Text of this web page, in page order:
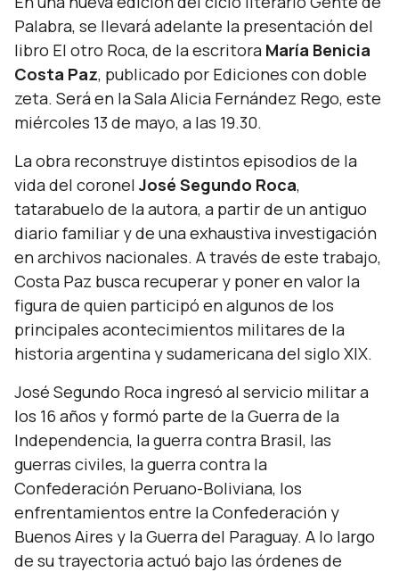
Palabra, se llevará adelante la presentación del
libro El otro Roca, de la escritora María Benicia
Costa Paz, publicado por Ediciones con doble
zeta. Será en la Sala Alicia Fernández Rego, este
miércoles 13 de mayo, a las 19.30.
La obra reconstruye distintos episodios de la
vida del coronelJosé Segundo Roca,
tatarabuelo de la autora, a partir de un antiguo
diario familiar y de una exhaustiva investigación
en archivos nacionales. A través de este trabajo,
Costa Paz busca recuperar y poner en valor la
figura de quien participó en algunos de los
principales acontecimientos militares de la
historia argentina y sudamericana del siglo XIX.
José Segundo Roca ingresó al servicio militar a
los 16 años y formó parte de la Guerra de la
Independencia, la guerra contra Brasil, las
guerras civiles, la guerra contra la
Confederación Peruano-Boliviana, los
enfrentamientos entre la Confederación y
Buenos Aires y la Guerra del Paraguay. A lo largo
de su trayectoria actuó bajo las órdenes de